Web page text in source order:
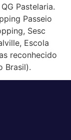
Pastelaria.
Passeio
Sesc
Escola
reconhecido
Brasil).